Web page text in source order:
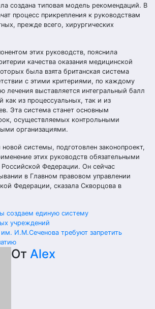
создана типовая модель рекомендаций. В
процесс прикрепления к руководствам
прежде всего, хирургических
этих руководств, пояснила
качества оказания медицинской
была взята британская система
с этими критериями, по каждому
лечения выставляется интегральный балл
как из процессуальных, так и из
Эта система станет основным
осуществляемых контрольными
организациями.
системы, подготовлен законопроект,
этих руководств обязательными
Российской Федерации. Он сейчас
в Главном правовом управлении
Федерации, сказала Скворцова в
создаем единую систему
учреждений
И.М.Сеченова требуют запретить
От Alex